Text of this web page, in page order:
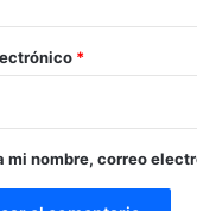
*
mi nombre, correo